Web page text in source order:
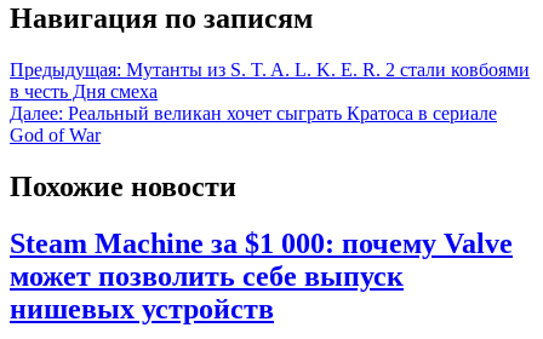
Навигация по записям
Предыдущая: Мутанты из S. T. A. L. K. E. R. 2 стали ковбоями
в честь Дня смеха
Далее: Реальный великан хочет сыграть Кратоса в сериале
God of War
Похожие новости
Steam Machine за $1 000: почему Valve
может позволить себе выпуск
нишевых устройств